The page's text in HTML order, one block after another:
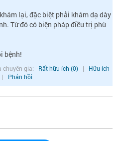
lại, đặc biệt phải khám dạ dày
Từ đó có biện pháp điều trị phù
bệnh!
chuyên gia: Rất hữu ích (0) |
Hữu ích
| Phản hồi